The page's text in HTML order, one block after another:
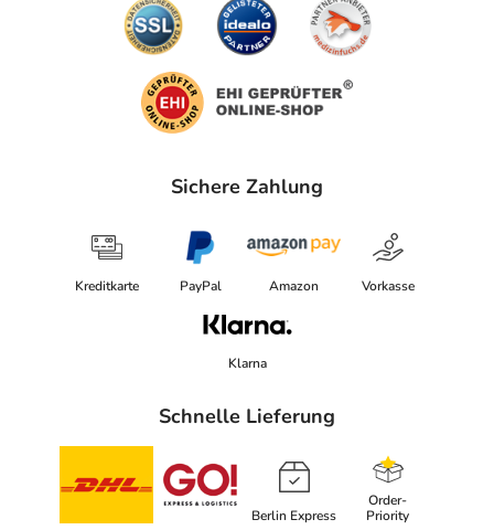
Sichere Zahlung
Kreditkarte PayPal Amazon Vorkasse
Klarna
Schnelle Lieferung
Berlin Express
Order-
Priority